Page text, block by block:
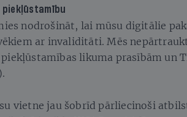
nodrošināt, lai mūsu digitālie
ar invaliditāti. Mēs
likuma prasībām un
vietne jau šobrīd pārliecinoši